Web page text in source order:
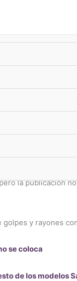
la publicación
golpes y rayones
se coloca
de los modelos